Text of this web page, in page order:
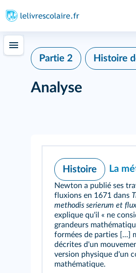
Partie 2 Histoire
Analyse
Histoire La
Newton a publié ses
fluxions en 1671 dans
methodis serierum et
explique qu'il « ne
grandeurs
formées de parties [...]
décrites d'un
version physique d'un
mathématique.